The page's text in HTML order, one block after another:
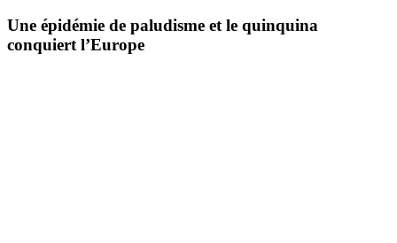
Une épidémie de paludisme et le quinquina
conquiert l’Europe